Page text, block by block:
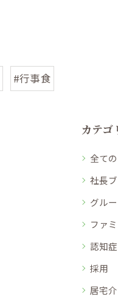
#行事食
カテゴ
全て
社長
グル
ファ
認知
採用
居宅